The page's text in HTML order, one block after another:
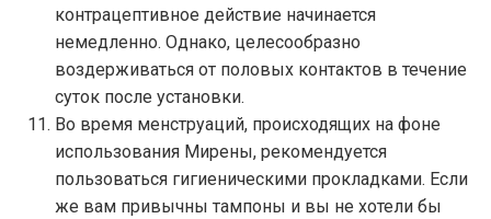
контрацептивное действие начинается
немедленно. Однако, целесообразно
воздерживаться от половых контактов в течение
суток после установки.
Во время менструаций, происходящих на фоне
использования Мирены, рекомендуется
пользоваться гигиеническими прокладками. Если
же вам привычны тампоны и вы не хотели бы